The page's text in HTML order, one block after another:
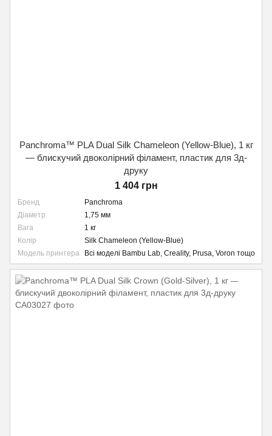
Panchroma™ PLA Dual Silk Chameleon (Yellow-Blue), 1 кг
— блискучий двоколірний філамент, пластик для 3д-
друку
1 404 грн
Бренд
Panchroma
Діаметр
1,75 мм
Вага
1 кг
Колір
Silk Chameleon (Yellow-Blue)
Модель принтера
Всі моделі Bambu Lab, Creality, Prusa, Voron тощо